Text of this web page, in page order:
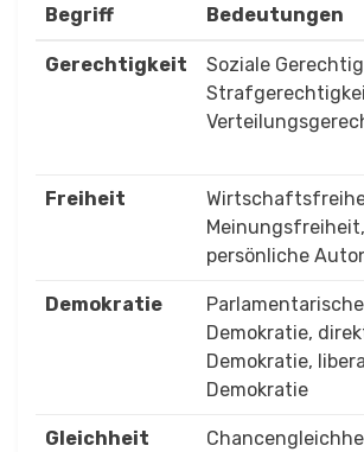
Begriff
Bedeutungen
Gerechtigkeit
Soziale
Freiheit
Meinungsfreiheit,
persönliche
Demokratie
Parlamentarische
Demokratie,
Demokratie,
Demokratie
Gleichheit